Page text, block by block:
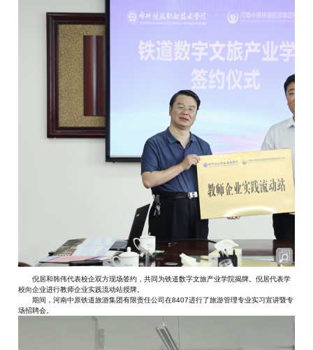
倪居和韩伟代表校企双方现场签约，共同为铁道数字文旅产业学院揭牌。倪居代表学
校向企业进行教师企业实践流动站授牌。
期间，河南中原铁道旅游集团有限责任公司在8407进行了旅游管理专业实习宣讲暨专
场招聘会。